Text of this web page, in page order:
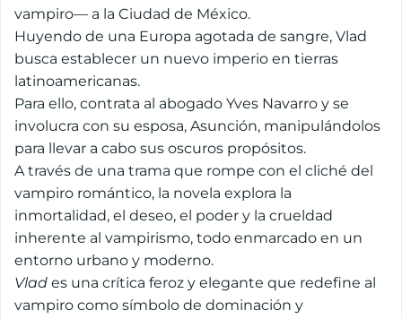
vampiro— a la Ciudad de México.
Huyendo de una Europa agotada de sangre, Vlad
busca establecer un nuevo imperio en tierras
latinoamericanas.
Para ello, contrata al abogado Yves Navarro y se
involucra con su esposa, Asunción, manipulándolos
para llevar a cabo sus oscuros propósitos.
A través de una trama que rompe con el cliché del
vampiro romántico, la novela explora la
inmortalidad, el deseo, el poder y la crueldad
inherente al vampirismo, todo enmarcado en un
entorno urbano y moderno.
Vlad es una crítica feroz y elegante que redefine al
vampiro como símbolo de dominación y